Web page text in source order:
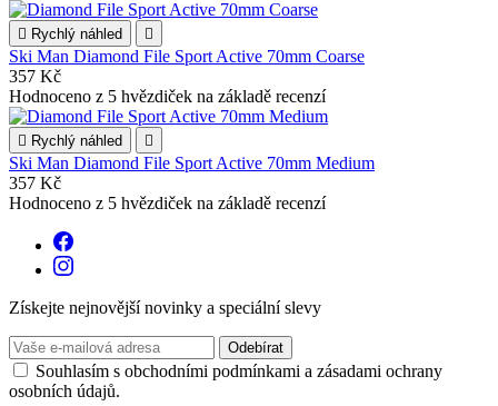
 Rychlý náhled 
Ski Man Diamond File Sport Active 70mm Coarse
357 Kč
Hodnoceno z 5 hvězdiček na základě recenzí
 Rychlý náhled 
Ski Man Diamond File Sport Active 70mm Medium
357 Kč
Hodnoceno z 5 hvězdiček na základě recenzí
Získejte nejnovější novinky a speciální slevy
Souhlasím s obchodními podmínkami a zásadami ochrany
osobních údajů.